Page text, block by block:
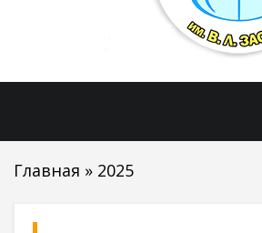
Главная » 2025